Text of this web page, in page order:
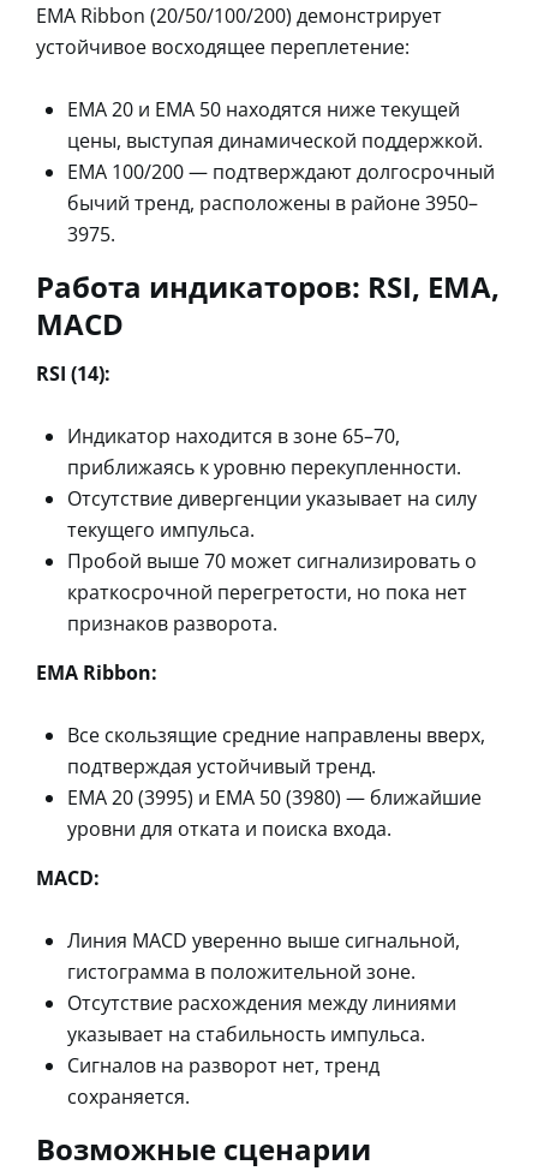
EMA Ribbon (20/50/100/200) демонстрирует
устойчивое восходящее переплетение:
EMA 20 и EMA 50 находятся ниже текущей
цены, выступая динамической поддержкой.
EMA 100/200 — подтверждают долгосрочный
бычий тренд, расположены в районе 3950–
3975.
Работа индикаторов: RSI, EMA,
MACD
RSI (14):
Индикатор находится в зоне 65–70,
приближаясь к уровню перекупленности.
Отсутствие дивергенции указывает на силу
текущего импульса.
Пробой выше 70 может сигнализировать о
краткосрочной перегретости, но пока нет
признаков разворота.
EMA Ribbon:
Все скользящие средние направлены вверх,
подтверждая устойчивый тренд.
EMA 20 (3995) и EMA 50 (3980) — ближайшие
уровни для отката и поиска входа.
MACD:
Линия MACD уверенно выше сигнальной,
гистограмма в положительной зоне.
Отсутствие расхождения между линиями
указывает на стабильность импульса.
Сигналов на разворот нет, тренд
сохраняется.
Возможные сценарии